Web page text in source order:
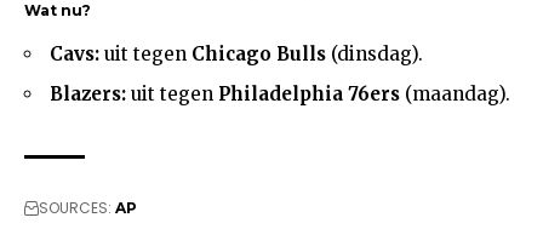
Wat nu?
Cavs: uit tegen Chicago Bulls (dinsdag).
Blazers: uit tegen Philadelphia 76ers (maandag).
SOURCES: AP